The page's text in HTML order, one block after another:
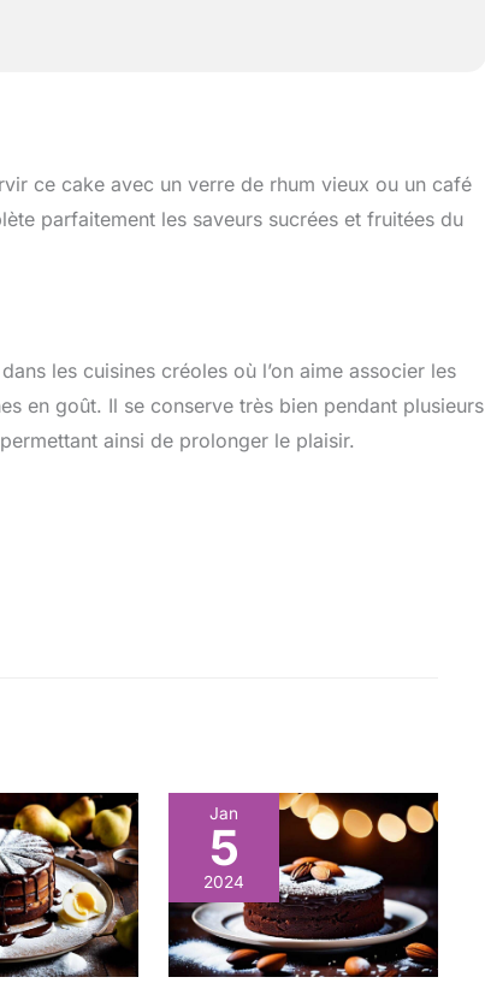
ce cake avec un verre de rhum vieux ou un café
parfaitement les saveurs sucrées et fruitées du
les cuisines créoles où l’on aime associer les
en goût. Il se conserve très bien pendant plusieurs
ainsi de prolonger le plaisir.
Jan
5
2024